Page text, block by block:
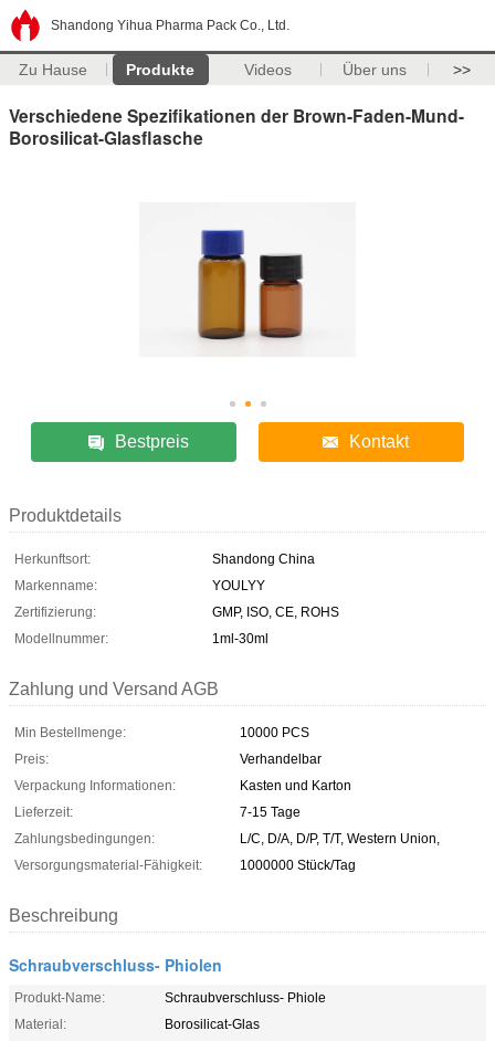
Shandong Yihua Pharma Pack Co., Ltd.
Zu Hause Produkte Videos Über uns >>
Verschiedene Spezifikationen der Brown-Faden-Mund-
Borosilicat-Glasflasche
Bestpreis Kontakt
Produktdetails
Herkunftsort:
Shandong China
Markenname:
YOULYY
Zertifizierung:
GMP, ISO, CE, ROHS
Modellnummer:
1ml-30ml
Zahlung und Versand AGB
Min Bestellmenge:
10000 PCS
Preis:
Verhandelbar
Verpackung Informationen:
Kasten und Karton
Lieferzeit:
7-15 Tage
Zahlungsbedingungen:
L/C, D/A, D/P, T/T, Western Union,
Versorgungsmaterial-Fähigkeit:
1000000 Stück/Tag
Beschreibung
Schraubverschluss- Phiolen
Produkt-Name:
Schraubverschluss- Phiole
Material:
Borosilicat-Glas